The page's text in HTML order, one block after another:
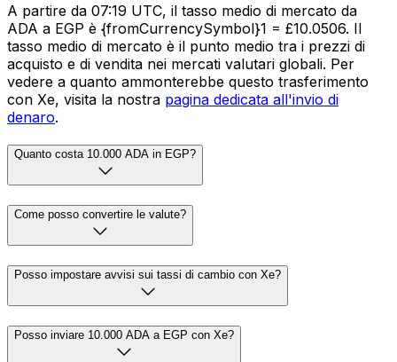
A partire da 07:19 UTC, il tasso medio di mercato da
ADA a EGP è {fromCurrencySymbol}1 = £10.0506. Il
tasso medio di mercato è il punto medio tra i prezzi di
acquisto e di vendita nei mercati valutari globali. Per
vedere a quanto ammonterebbe questo trasferimento
con Xe, visita la nostra pagina dedicata all'invio di
denaro.
Quanto costa 10.000 ADA in EGP?
Come posso convertire le valute?
Posso impostare avvisi sui tassi di cambio con Xe?
Posso inviare 10.000 ADA a EGP con Xe?